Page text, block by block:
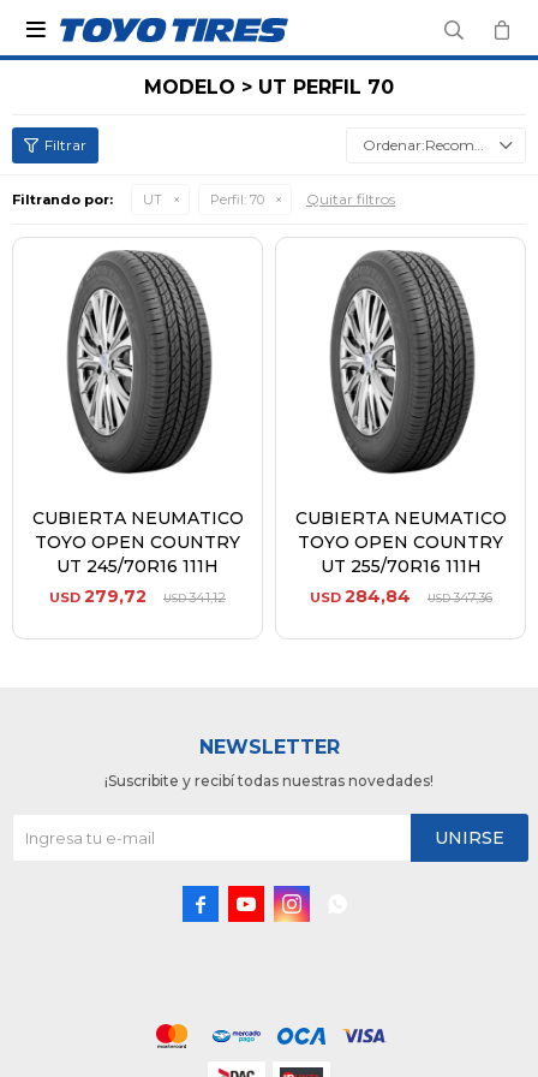

MODELO > UT PERFIL 70
Recomendados
Filtrando por: UT Perfil: 70 Quitar filtros
CUBIERTA NEUMATICO
TOYO OPEN COUNTRY
UT 245/70R16 111H
USD 279,72 USD341,12
CUBIERTA NEUMATICO
TOYO OPEN COUNTRY
UT 255/70R16 111H
USD 284,84 USD347,36
NEWSLETTER
¡Suscribite y recibí todas nuestras novedades!
UNIRSE
  